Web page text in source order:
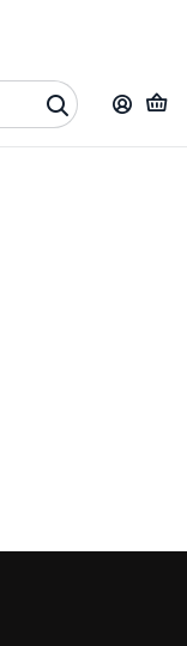
o retiro en
📞 +56 9 3730 2311